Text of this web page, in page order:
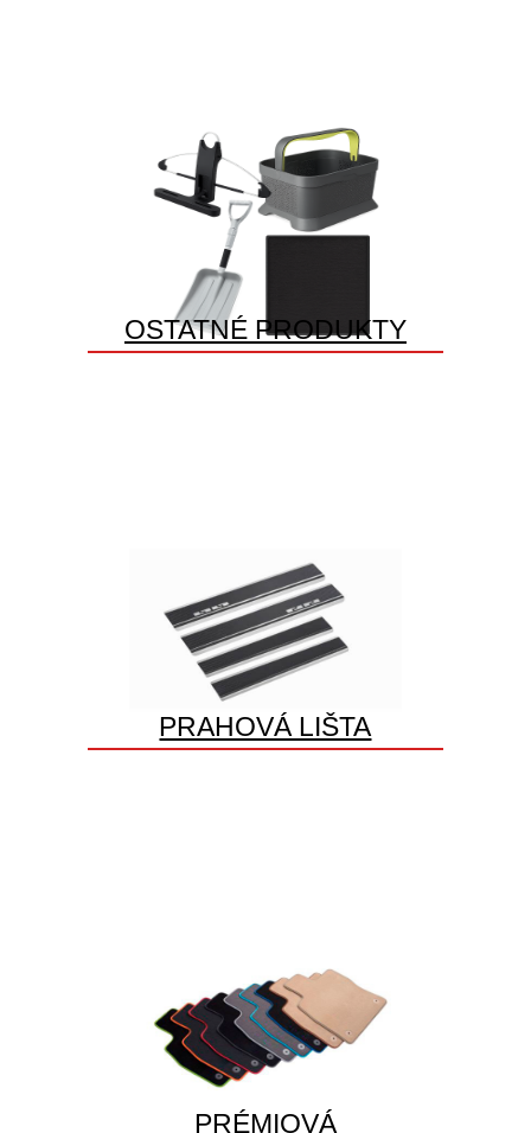
OSTATNÉ PRODUKTY
PRAHOVÁ LIŠTA
PRÉMIOVÁ